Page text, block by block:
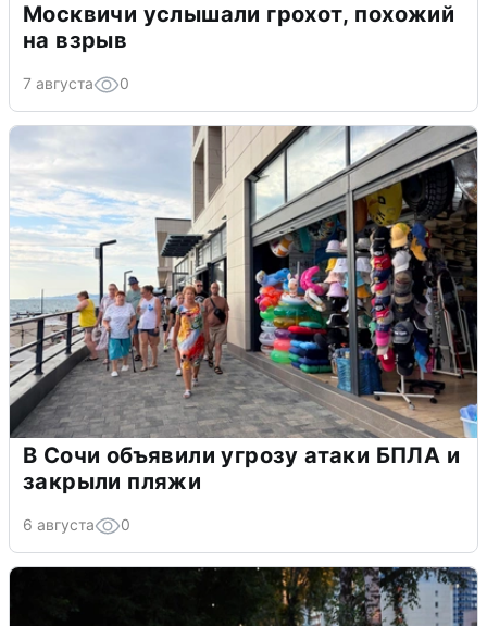
Москвичи услышали грохот, похожий
на взрыв
7 августа 0
В Сочи объявили угрозу атаки БПЛА и
закрыли пляжи
6 августа 0